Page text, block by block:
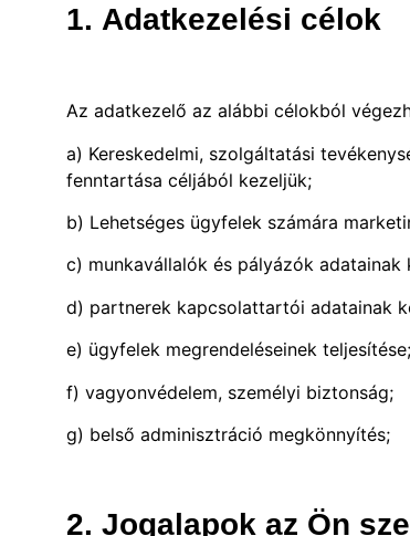
1. Adatkezelési célok
Az adatkezelő az alábbi célokból
a) Kereskedelmi, szolgáltatási
fenntartása céljából kezeljük;
b) Lehetséges ügyfelek számára
c) munkavállalók és pályázók adatainak
d) partnerek kapcsolattartói adatainak
e) ügyfelek megrendeléseinek teljesítése;
f) vagyonvédelem, személyi biztonság;
g) belső adminisztráció megkönnyítés;
2. Jogalapok az Ön